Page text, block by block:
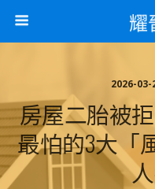
耀
2026-
房屋二胎被
最怕的3大「